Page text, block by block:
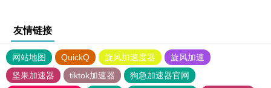
友情链接
网站地图 QuickQ 旋风加速度器
旋风加速
坚果加速器
tiktok加速器
狗急加速器官网